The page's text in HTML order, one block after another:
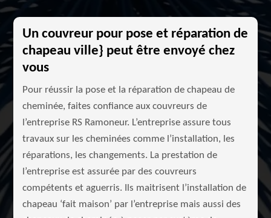
Un couvreur pour pose et réparation de
chapeau ville} peut être envoyé chez
vous
Pour réussir la pose et la réparation de chapeau de
cheminée, faites confiance aux couvreurs de
l’entreprise RS Ramoneur. L’entreprise assure tous
travaux sur les cheminées comme l’installation, les
réparations, les changements. La prestation de
l’entreprise est assurée par des couvreurs
compétents et aguerris. Ils maitrisent l’installation de
chapeau ‘fait maison’ par l’entreprise mais aussi des